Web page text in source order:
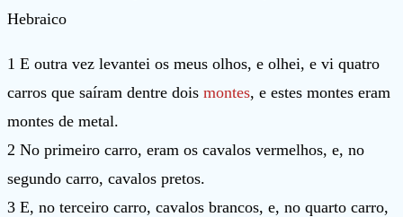
Hebraico
1 E outra vez levantei os meus olhos, e olhei, e vi quatro
carros que saíram dentre dois montes, e estes montes eram
montes de metal.
2 No primeiro carro, eram os cavalos vermelhos, e, no
segundo carro, cavalos pretos.
3 E, no terceiro carro, cavalos brancos, e, no quarto carro,